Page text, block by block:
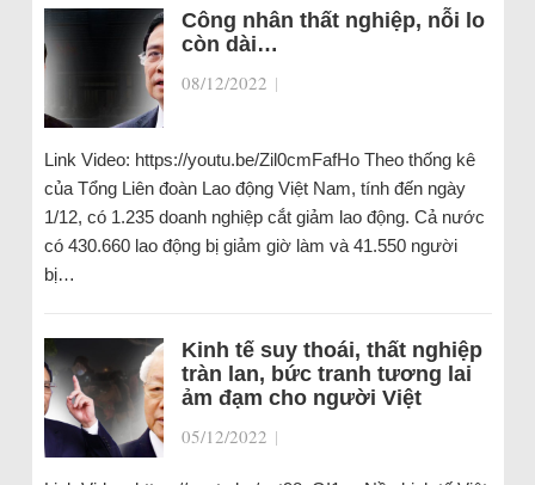
Công nhân thất nghiệp, nỗi lo
còn dài…
08/12/2022 |
Link Video: https://youtu.be/Zil0cmFafHo Theo thống kê
của Tổng Liên đoàn Lao động Việt Nam, tính đến ngày
1/12, có 1.235 doanh nghiệp cắt giảm lao động. Cả nước
có 430.660 lao động bị giảm giờ làm và 41.550 người
bị…
Kinh tế suy thoái, thất nghiệp
tràn lan, bức tranh tương lai
ảm đạm cho người Việt
05/12/2022 |